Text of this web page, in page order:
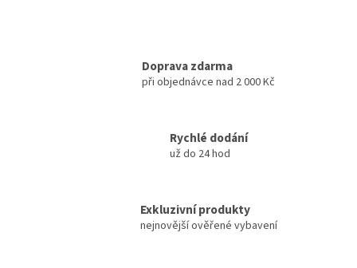
Doprava zdarma
při objednávce nad 2 000 Kč
Rychlé dodání
už do 24 hod
Exkluzivní produkty
nejnovější ověřené vybavení